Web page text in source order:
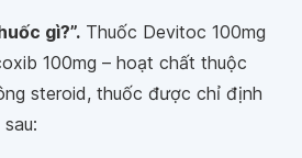
gì?”. Thuốc Devitoc 100mg
100mg – hoạt chất thuộc
steroid, thuốc được chỉ định